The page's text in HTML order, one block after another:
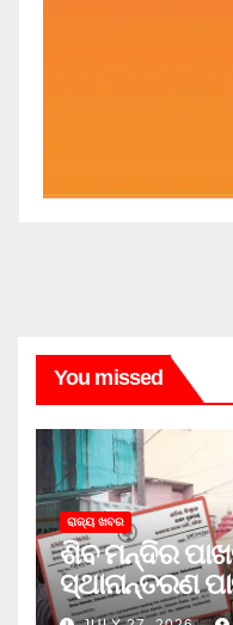
You missed
ରାଜ୍ୟ ଖବର
ଶିବ ମନ୍ଦିର
ସ୍ଥାନାନ୍ତରଣ
ଦାବି କଲେ